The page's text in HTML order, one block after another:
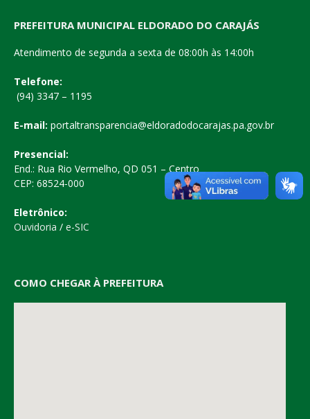
PREFEITURA MUNICIPAL ELDORADO DO CARAJÁS
Atendimento de segunda a sexta de 08:00h às 14:00h
Telefone:
(94) 3347 – 1195
E-mail: portaltransparencia@eldoradodocarajas.pa.gov.br
Presencial:
End.: Rua Rio Vermelho, QD 051 – Centro
CEP: 68524-000
Eletrônico:
Ouvidoria / e-SIC
COMO CHEGAR À PREFEITURA